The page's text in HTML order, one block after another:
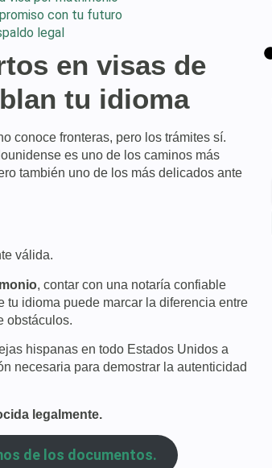
con tu futuro
legal
en visas de
tu idioma
conoce fronteras, pero los trámites sí.
es uno de los caminos más
también uno de los más delicados ante
válida.
, contar con una notaría confiable
tu idioma puede marcar la diferencia entre
obstáculos.
hispanas en todo Estados Unidos a
necesaria para demostrar la autenticidad
legalmente.
de los documentos.